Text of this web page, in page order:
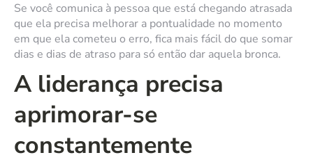
Se você comunica à pessoa que está chegando atrasada
que ela precisa melhorar a pontualidade no momento
em que ela cometeu o erro, fica mais fácil do que somar
dias e dias de atraso para só então dar aquela bronca.
A liderança precisa
aprimorar-se
constantemente